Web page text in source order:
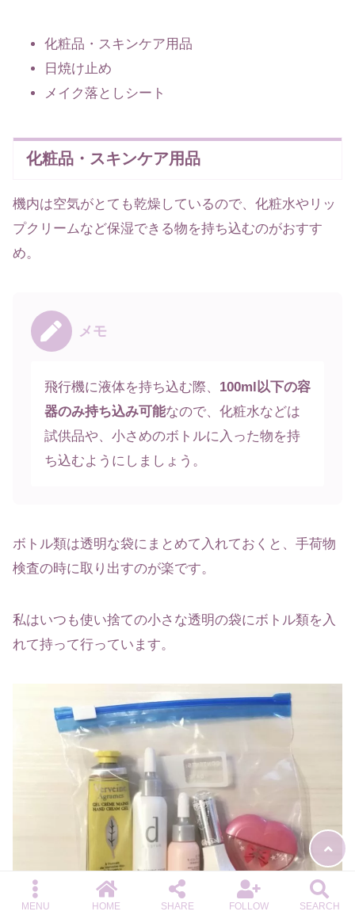
化粧品・スキンケア用品
日焼け止め
メイク落としシート
化粧品・スキンケア用品
機内は空気がとても乾燥しているので、化粧水やリッ
プクリームなど保湿できる物を持ち込むのがおすす
め。
メモ
飛行機に液体を持ち込む際、 100ml以下の容
器のみ持ち込み可能なので、化粧水などは
試供品や、小さめのボトルに入った物を持
ち込むようにしましょう。
ボトル類は透明な袋にまとめて入れておくと、手荷物
検査の時に取り出すのが楽です。
私はいつも使い捨ての小さな透明の袋にボトル類を入
れて持って行っています。
MENU HOME SHARE FOLLOW SEARCH